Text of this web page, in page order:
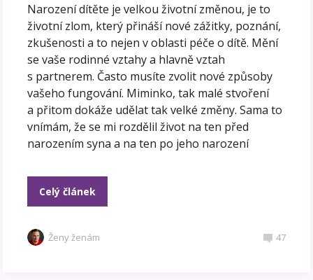
Narození dítěte je velkou životní změnou, je to
životní zlom, který přináší nové zážitky, poznání,
zkušenosti a to nejen v oblasti péče o dítě. Mění
se vaše rodinné vztahy a hlavně vztah
s partnerem. Často musíte zvolit nové způsoby
vašeho fungování. Miminko, tak malé stvoření
a přitom dokáže udělat tak velké změny. Sama to
vnímám, že se mi rozdělil život na ten před
narozením syna a na ten po jeho narození
Celý článek
Ženy ženám 47